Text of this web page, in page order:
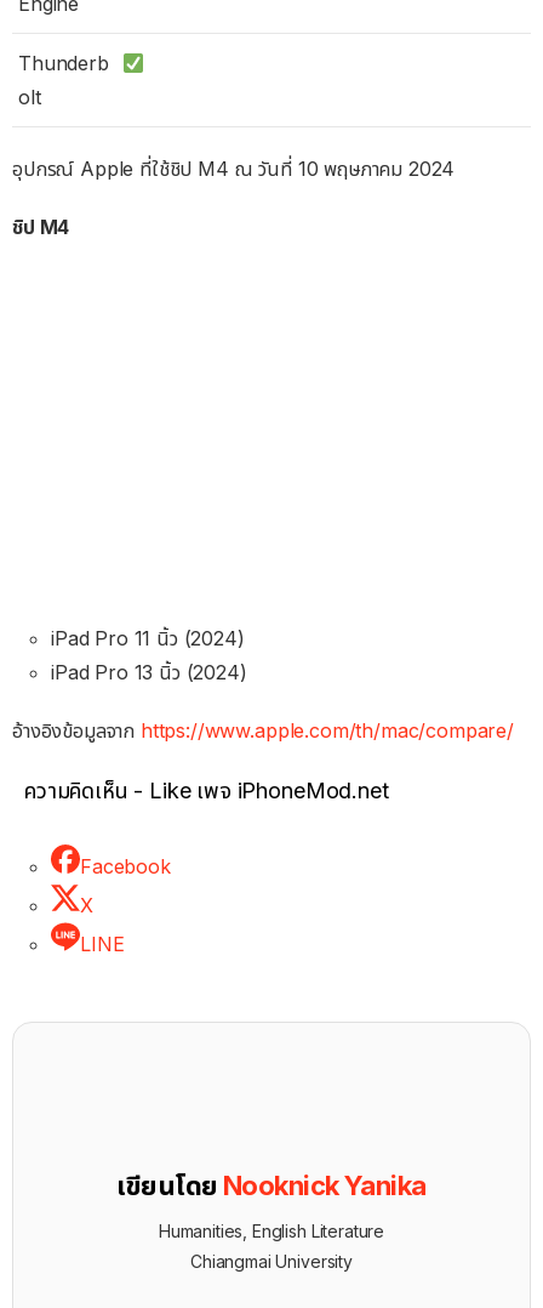
Thunderb
olt
อุปกรณ์ Apple ที่ใช้ชิป M4 ณ วันที่ 10 พฤษภาคม 2024
ชิป M4
iPad Pro 11 นิ้ว (2024)
iPad Pro 13 นิ้ว (2024)
อ้างอิงข้อมูลจาก https://www.apple.com/th/mac/compare/
ความคิดเห็น - Like เพจ iPhoneMod.net
Facebook
X
LINE
เขียนโดย Nooknick Yanika
Humanities, English Literature
Chiangmai University